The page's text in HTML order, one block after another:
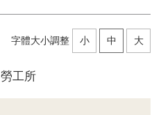
字體大小調整 小 中 大
勞工所